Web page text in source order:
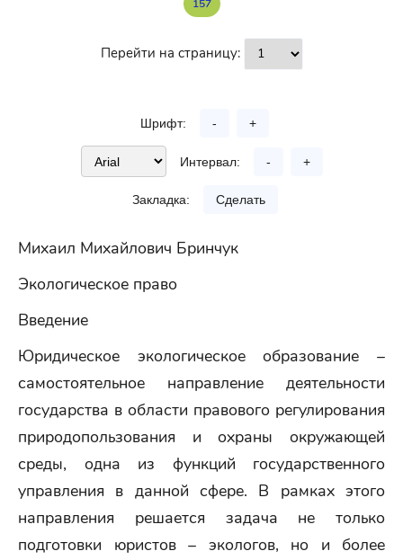
157
Перейти на страницу:
Шрифт: - +
Интервал: - +
Закладка: Сделать
Михаил Михайлович Бринчук
Экологическое право
Введение
Юридическое экологическое образование –
самостоятельное направление деятельности
государства в области правового регулирования
природопользования и охраны окружающей
среды, одна из функций государственного
управления в данной сфере. В рамках этого
направления решается задача не только
подготовки юристов – экологов, но и более